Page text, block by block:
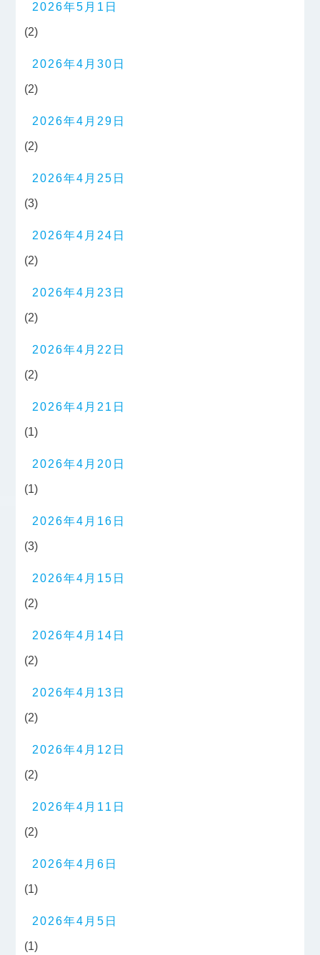
2026年5月1日
(2)
2026年4月30日
(2)
2026年4月29日
(2)
2026年4月25日
(3)
2026年4月24日
(2)
2026年4月23日
(2)
2026年4月22日
(2)
2026年4月21日
(1)
2026年4月20日
(1)
2026年4月16日
(3)
2026年4月15日
(2)
2026年4月14日
(2)
2026年4月13日
(2)
2026年4月12日
(2)
2026年4月11日
(2)
2026年4月6日
(1)
2026年4月5日
(1)